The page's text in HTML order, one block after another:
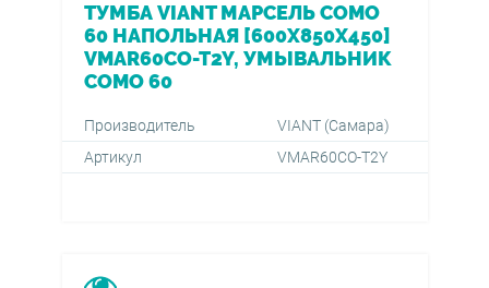
ТУМБА VIANT МАРСЕЛЬ COMO
60 НАПОЛЬНАЯ [600X850X450]
VMAR60CO-T2Y, УМЫВАЛЬНИК
COMO 60
Производитель
VIANT (Самара)
Артикул
VMAR60CO-T2Y